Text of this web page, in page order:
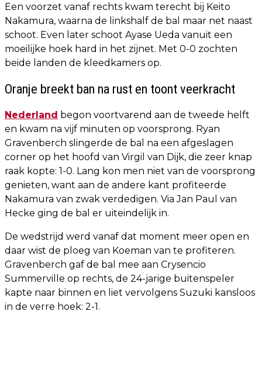
Een voorzet vanaf rechts kwam terecht bij Keito
Nakamura, waarna de linkshalf de bal maar net naast
schoot. Even later schoot Ayase Ueda vanuit een
moeilijke hoek hard in het zijnet. Met 0-0 zochten
beide landen de kleedkamers op.
Oranje breekt ban na rust en toont veerkracht
Nederland begon voortvarend aan de tweede helft
en kwam na vijf minuten op voorsprong. Ryan
Gravenberch slingerde de bal na een afgeslagen
corner op het hoofd van Virgil van Dijk, die zeer knap
raak kopte: 1-0. Lang kon men niet van de voorsprong
genieten, want aan de andere kant profiteerde
Nakamura van zwak verdedigen. Via Jan Paul van
Hecke ging de bal er uiteindelijk in.
De wedstrijd werd vanaf dat moment meer open en
daar wist de ploeg van Koeman van te profiteren.
Gravenberch gaf de bal mee aan Crysencio
Summerville op rechts, de 24-jarige buitenspeler
kapte naar binnen en liet vervolgens Suzuki kansloos
in de verre hoek: 2-1.